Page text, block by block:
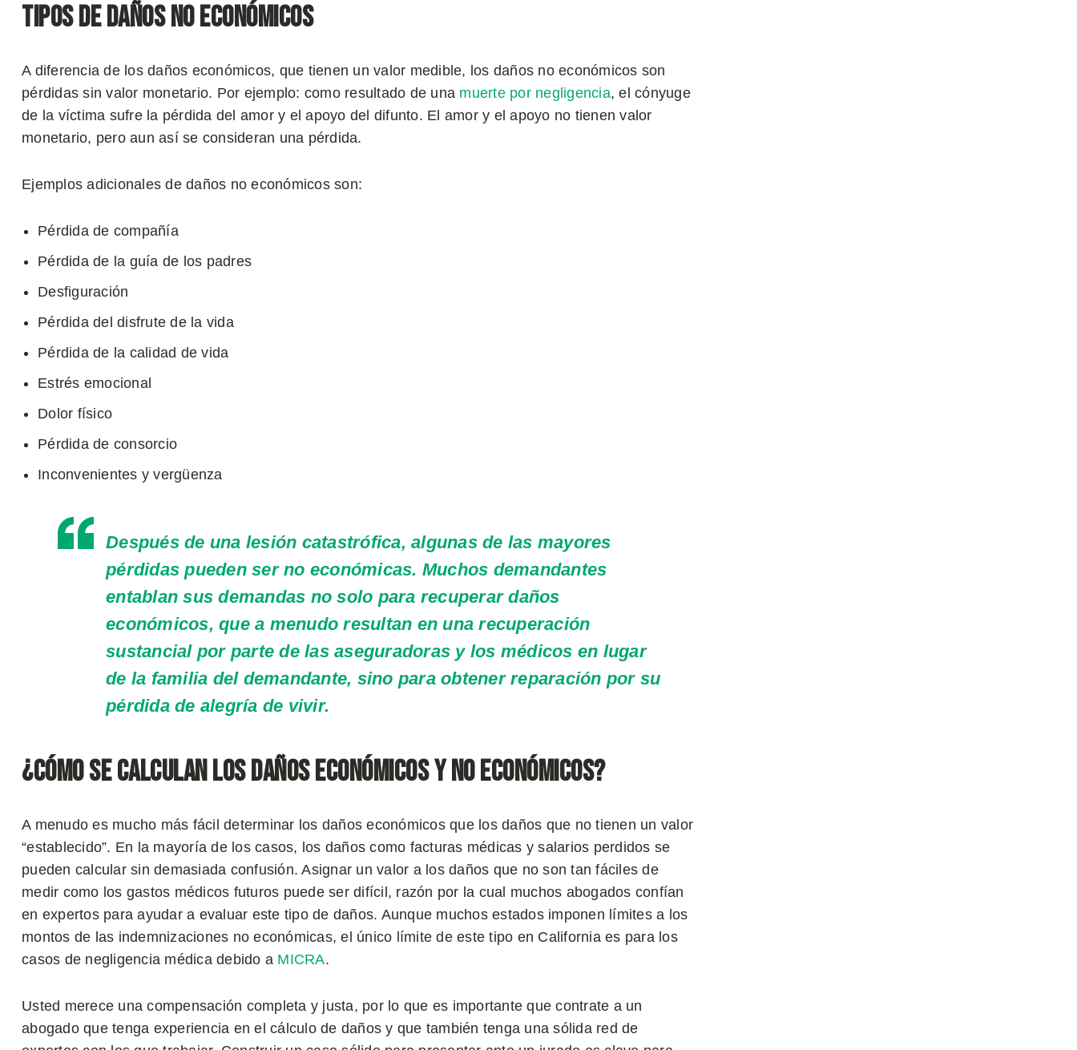
Tipos de daños no económicos
A diferencia de los daños económicos, que tienen un valor medible, los daños no económicos son
pérdidas sin valor monetario. Por ejemplo: como resultado de una muerte por negligencia, el cónyuge
de la víctima sufre la pérdida del amor y el apoyo del difunto. El amor y el apoyo no tienen valor
monetario, pero aun así se consideran una pérdida.
Ejemplos adicionales de daños no económicos son:
Pérdida de compañía
Pérdida de la guía de los padres
Desfiguración
Pérdida del disfrute de la vida
Pérdida de la calidad de vida
Estrés emocional
Dolor físico
Pérdida de consorcio
Inconvenientes y vergüenza
Después de una lesión catastrófica, algunas de las mayores
pérdidas pueden ser no económicas. Muchos demandantes
entablan sus demandas no solo para recuperar daños
económicos, que a menudo resultan en una recuperación
sustancial por parte de las aseguradoras y los médicos en lugar
de la familia del demandante, sino para obtener reparación por su
pérdida de alegría de vivir.
¿Cómo se calculan los daños económicos y no económicos?
A menudo es mucho más fácil determinar los daños económicos que los daños que no tienen un valor
“establecido”. En la mayoría de los casos, los daños como facturas médicas y salarios perdidos se
pueden calcular sin demasiada confusión. Asignar un valor a los daños que no son tan fáciles de
medir como los gastos médicos futuros puede ser difícil, razón por la cual muchos abogados confían
en expertos para ayudar a evaluar este tipo de daños. Aunque muchos estados imponen límites a los
montos de las indemnizaciones no económicas, el único límite de este tipo en California es para los
casos de negligencia médica debido a MICRA.
Usted merece una compensación completa y justa, por lo que es importante que contrate a un
abogado que tenga experiencia en el cálculo de daños y que también tenga una sólida red de